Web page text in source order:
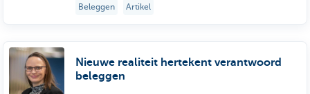
Beleggen Artikel
Nieuwe realiteit hertekent verantwoord
beleggen